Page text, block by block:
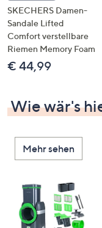
bzw.
rechts,
um
diese
anzuzeigen.
SKECHERS Damen-
Sandale Lifted
Comfort verstellbare
Riemen Memory Foam
€ 44,99
Wie wär's
Mehr sehen